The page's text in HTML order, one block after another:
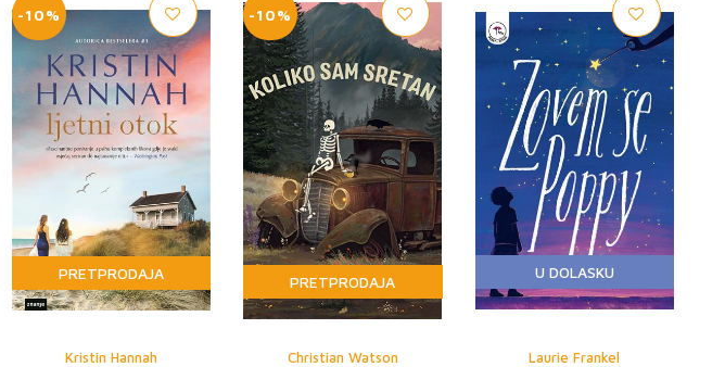
-10%
PRETPRODAJA
Kristin Hannah
-10%
PRETPRODAJA
Christian Watson
U DOLASKU
Laurie Frankel